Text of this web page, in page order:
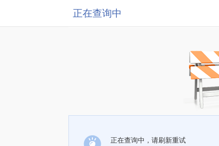
正在查询中
正在查询中，请刷新重试